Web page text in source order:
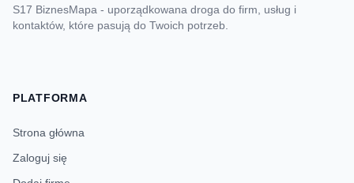
S17 BiznesMapa - uporządkowana droga do firm, usług i
kontaktów, które pasują do Twoich potrzeb.
PLATFORMA
Strona główna
Zaloguj się